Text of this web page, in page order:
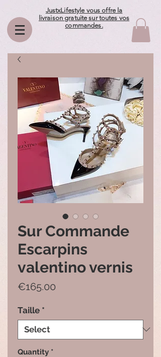
JustxLifestyle vous offre la
livraison gratuite sur toutes vos
commandes.
Sur Commande
Escarpins
valentino vernis
€165.00
Taille *
Quantity *